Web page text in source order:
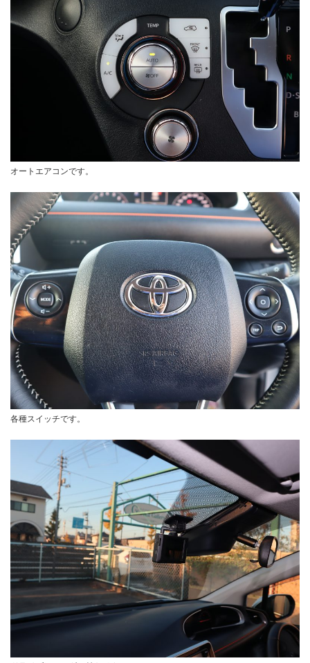
オートエアコンです。
各種スイッチです。